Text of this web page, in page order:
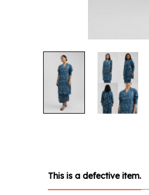
This is a defective item.